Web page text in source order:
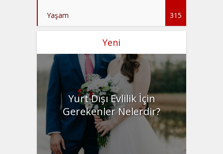
Yaşam 315
Yeni
Yurt Dışı Evlilik İçin
Gerekenler Nelerdir?